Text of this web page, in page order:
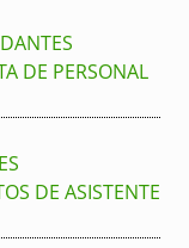
DE PERSONAL
DE ASISTENTE